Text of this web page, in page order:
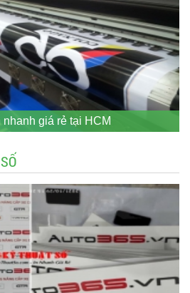
nhanh giá rẻ tại HCM